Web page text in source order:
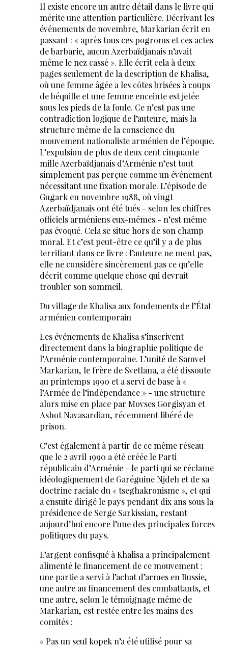
Il existe encore un autre détail dans le livre qui
mérite une attention particulière. Décrivant les
événements de novembre, Markarian écrit en
passant : « après tous ces pogroms et ces actes
de barbarie, aucun Azerbaïdjanais n’avait
même le nez cassé ». Elle écrit cela à deux
pages seulement de la description de Khalisa,
où une femme âgée a les côtes brisées à coups
de béquille et une femme enceinte est jetée
sous les pieds de la foule. Ce n’est pas une
contradiction logique de l’auteure, mais la
structure même de la conscience du
mouvement nationaliste arménien de l’époque.
L’expulsion de plus de deux cent cinquante
mille Azerbaïdjanais d’Arménie n’est tout
simplement pas perçue comme un événement
nécessitant une fixation morale. L’épisode de
Gugark en novembre 1988, où vingt
Azerbaïdjanais ont été tués - selon les chiffres
officiels arméniens eux-mêmes - n’est même
pas évoqué. Cela se situe hors de son champ
moral. Et c’est peut-être ce qu’il y a de plus
terrifiant dans ce livre : l’auteure ne ment pas,
elle ne considère sincèrement pas ce qu’elle
décrit comme quelque chose qui devrait
troubler son sommeil.
Du village de Khalisa aux fondements de l’État
arménien contemporain
Les événements de Khalisa s’inscrivent
directement dans la biographie politique de
l’Arménie contemporaine. L’unité de Samvel
Markarian, le frère de Svetlana, a été dissoute
au printemps 1990 et a servi de base à «
l’Armée de l’indépendance » - une structure
alors mise en place par Movses Gorgisyan et
Ashot Navasardian, récemment libéré de
prison.
C’est également à partir de ce même réseau
que le 2 avril 1990 a été créée le Parti
républicain d’Arménie - le parti qui se réclame
idéologiquement de Garéguine Njdeh et de sa
doctrine raciale du « tseghakronisme », et qui
a ensuite dirigé le pays pendant dix ans sous la
présidence de Serge Sarkissian, restant
aujourd’hui encore l’une des principales forces
politiques du pays.
L’argent confisqué à Khalisa a principalement
alimenté le financement de ce mouvement :
une partie a servi à l’achat d’armes en Russie,
une autre au financement des combattants, et
une autre, selon le témoignage même de
Markarian, est restée entre les mains des
comités :
« Pas un seul kopek n’a été utilisé pour sa